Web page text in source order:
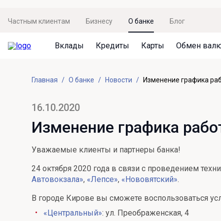
Частным клиентам Бизнесу О банке Блог
Вклады
Не упусти момент
Просто вклад
Накопительный
Фиксируй доход
Новый старт
Валютный плюс
Кредиты
Кредит под залог недвижимости
Рефинансирование
Кредит на автомобиль
Все кредиты
Карты
Дебетовая карта с пакетом услуг
Премиальная карта Mir Supreme
Пенсионная карта
Все карты
Обмен
Курсы валют
Бронирование валюты
Курсы валют ЦБ
Оплата кредита
Оценка недвижимости
Подбор новой недвижимости
Mir Pay
Госуслуги
Регистрация в ЕБС
Акция «Приведи друга»
Акция «Ставка на бизнес»
Главная О банке Новости Изменение графика
16.10.2020
Изменение графика
Уважаемые клиенты и партнеры банка!
24 октября 2020 года в связи с проведением
Автовокзала», «Лепсе», «Нововятский».
В городе Кирове вы сможете воспользоваться
«Центральный»: ул. Преображенская, 4